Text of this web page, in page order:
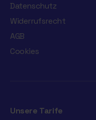
Datenschutz
Widerrufsrecht
AGB
Cookies
Unsere Tarife